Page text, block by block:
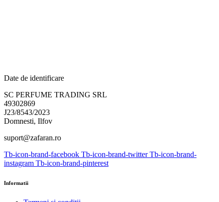
Date de identificare
SC PERFUME TRADING SRL
49302869
J23/8543/2023
Domnesti, Ilfov
suport@zafaran.ro
Tb-icon-brand-facebook Tb-icon-brand-twitter Tb-icon-brand-
instagram Tb-icon-brand-pinterest
Informatii